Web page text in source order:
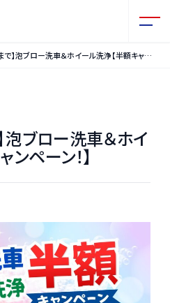
【2026/7/31まで】泡ブロー洗車＆ホイール洗浄【半額キャンペーン！】
泡ブロー洗車＆ホイ
ペーン！】